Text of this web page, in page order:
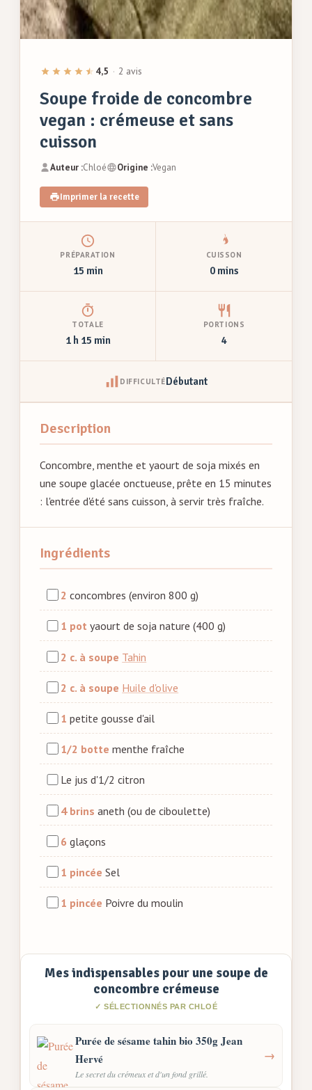
4,5 · 2 avis
Soupe froide de concombre
vegan : crémeuse et sans
cuisson
Auteur :Chloé Origine :Vegan
Imprimer la recette
PRÉPARATION
15 min
CUISSON
0 mins
TOTALE
1 h 15 min
PORTIONS
4
DIFFICULTÉ Débutant
Description
Concombre, menthe et yaourt de soja mixés en
une soupe glacée onctueuse, prête en 15 minutes
: l'entrée d'été sans cuisson, à servir très fraîche.
Ingrédients
2 concombres (environ 800 g)
1 pot yaourt de soja nature (400 g)
2 c. à soupe Tahin
2 c. à soupe Huile d'olive
1 petite gousse d'ail
1/2 botte menthe fraîche
Le jus d'1/2 citron
4 brins aneth (ou de ciboulette)
6 glaçons
1 pincée Sel
1 pincée Poivre du moulin
Mes indispensables pour une soupe de
concombre crémeuse
✓ SÉLECTIONNÉS PAR CHLOÉ
Purée de sésame tahin bio 350g Jean
Hervé
Le secret du crémeux et d'un fond grillé.
→